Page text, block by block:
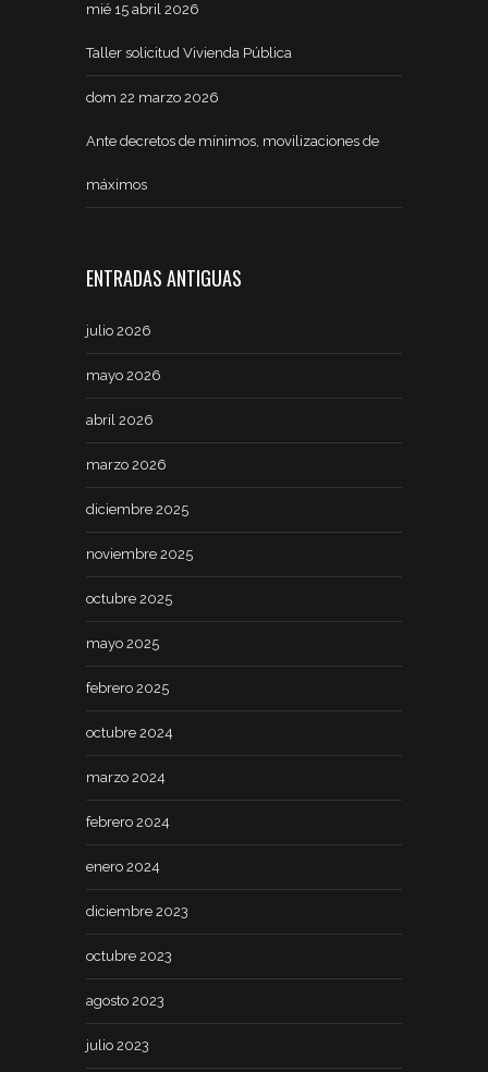
mié 15 abril 2026
Taller solicitud Vivienda Pública
dom 22 marzo 2026
Ante decretos de mínimos, movilizaciones de
máximos
ENTRADAS ANTIGUAS
julio 2026
mayo 2026
abril 2026
marzo 2026
diciembre 2025
noviembre 2025
octubre 2025
mayo 2025
febrero 2025
octubre 2024
marzo 2024
febrero 2024
enero 2024
diciembre 2023
octubre 2023
agosto 2023
julio 2023